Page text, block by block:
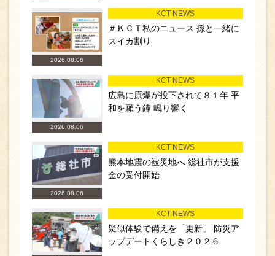
2026.08.06
KCT NEWS
＃ＫＣＴ私のニュース 孫と一緒に
スイカ割り
2026.08.06
KCT NEWS
広島に原爆が投下されて８１年 平
和を願う鐘 鳴り響く
2026.08.06
KCT NEWS
熊本地震の被災地へ 総社市が支援
金の受付開始
KCT NEWS
疑似体験で備えを「更新」 防災ア
ップデートくらしき２０２６